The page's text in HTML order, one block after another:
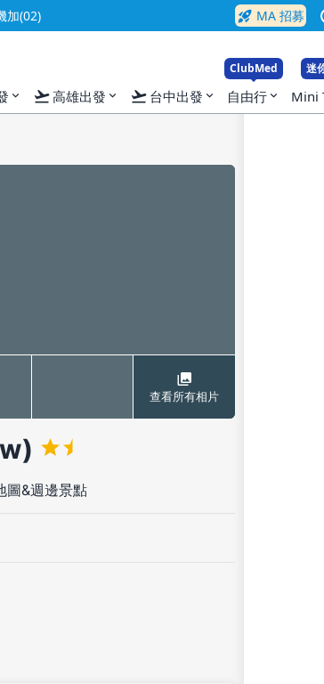
加(02) rocket_launch MA 招募
expand_more flight_takeoff高雄出發 expand_more flight_takeoff 台中出發 expand_more
ClubMed
自由行 expand_more
迷
Mini
查看所有相片
圖&週邊景點